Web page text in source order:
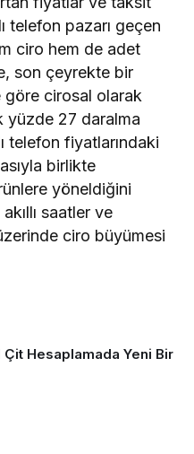
telefon pazarı geçen
ciro hem de adet
son çeyrekte bir
göre cirosal olarak
yüzde 27 daralma
telefon fiyatlarındaki
birlikte
yöneldiğini
saatler ve
ciro büyümesi
Hesaplamada Yeni Bir